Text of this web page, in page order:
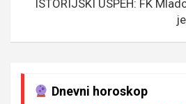
ISTORIJSKI USPEH: FK
Dnevni horoskop